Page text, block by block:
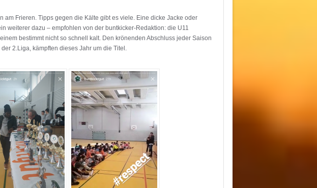
Frieren. Tipps gegen die Kälte gibt es viele. Eine dicke Jacke oder
weiterer dazu – empfohlen von der buntkicker-Redaktion: die U11
bestimmt nicht so schnell kalt. Den krönenden Abschluss jeder Saison
2.Liga, kämpften dieses Jahr um die Titel.